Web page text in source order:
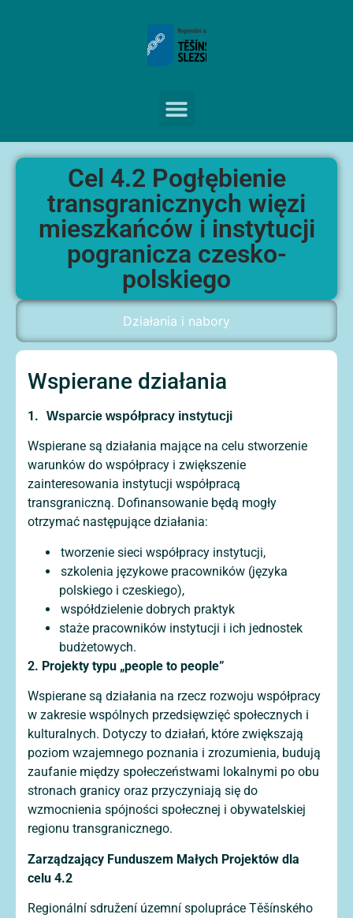
Cel 4.2 Pogłębienie
transgranicznych więzi
mieszkańców i instytucji
pogranicza czesko-
polskiego
Działania i nabory
Wspierane działania
1. Wsparcie współpracy instytucji
Wspierane są działania mające na celu stworzenie
warunków do współpracy i zwiększenie
zainteresowania instytucji współpracą
transgraniczną. Dofinansowanie będą mogły
otrzymać następujące działania:
tworzenie sieci współpracy instytucji,
szkolenia językowe pracowników (języka
polskiego i czeskiego),
współdzielenie dobrych praktyk
staże pracowników instytucji i ich jednostek
budżetowych.
2. Projekty typu „people to people”
Wspierane są działania na rzecz rozwoju współpracy
w zakresie wspólnych przedsięwzięć społecznych i
kulturalnych. Dotyczy to działań, które zwiększają
poziom wzajemnego poznania i zrozumienia, budują
zaufanie między społeczeństwami lokalnymi po obu
stronach granicy oraz przyczyniają się do
wzmocnienia spójności społecznej i obywatelskiej
regionu transgranicznego.
Zarządzający Funduszem Małych Projektów dla
celu 4.2
Regionální sdružení územní spolupráce Těšínského